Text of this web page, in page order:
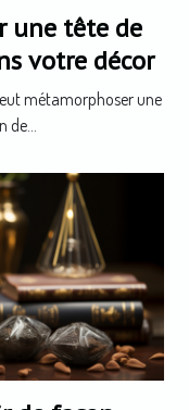
une tête de
votre décor
métamorphoser une